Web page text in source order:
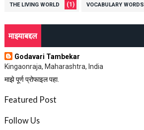
THE LIVING WORLD (1) VOCABULARY WORDS
माझ्याबद्दल
Godavari Tambekar
Kingaonraja, Maharashtra, India
माझे पूर्ण प्रोफाइल पहा.
Featured Post
Follow Us